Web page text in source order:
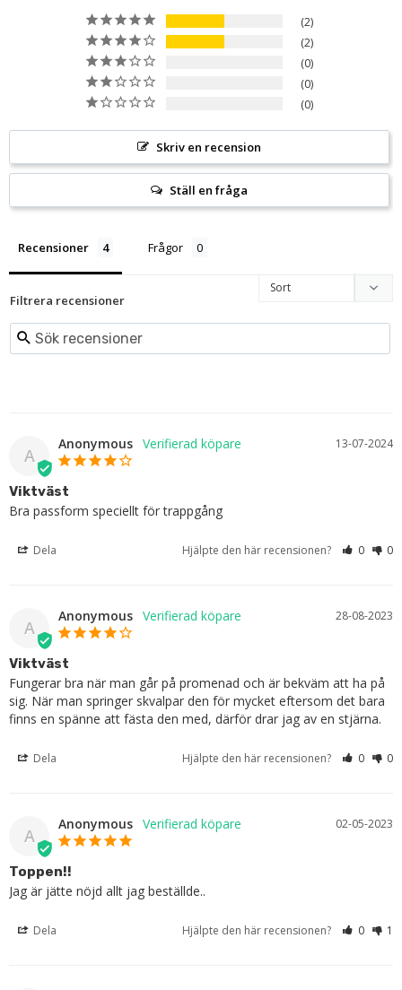
2
2
0
0
0
Skriv en recension
Ställ en fråga
Recensioner Frågor
Filtrera recensioner
A
13-07-2024
Anonymous
Viktväst
Bra passform speciellt för trappgång
Dela Hjälpte den här recensionen? 0 0
A
28-08-2023
Anonymous
Viktväst
Fungerar bra när man går på promenad och är bekväm att ha på
sig. När man springer skvalpar den för mycket eftersom det bara
finns en spänne att fästa den med, därför drar jag av en stjärna.
Dela Hjälpte den här recensionen? 0 0
A
02-05-2023
Anonymous
Toppen!!
Jag är jätte nöjd allt jag beställde..
Dela Hjälpte den här recensionen? 0 1